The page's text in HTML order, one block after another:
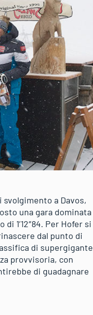
a Davos,
una gara dominata
1’12″84. Per Hofer si
dal punto di
di supergigante
provvisoria, con
di guadagnare